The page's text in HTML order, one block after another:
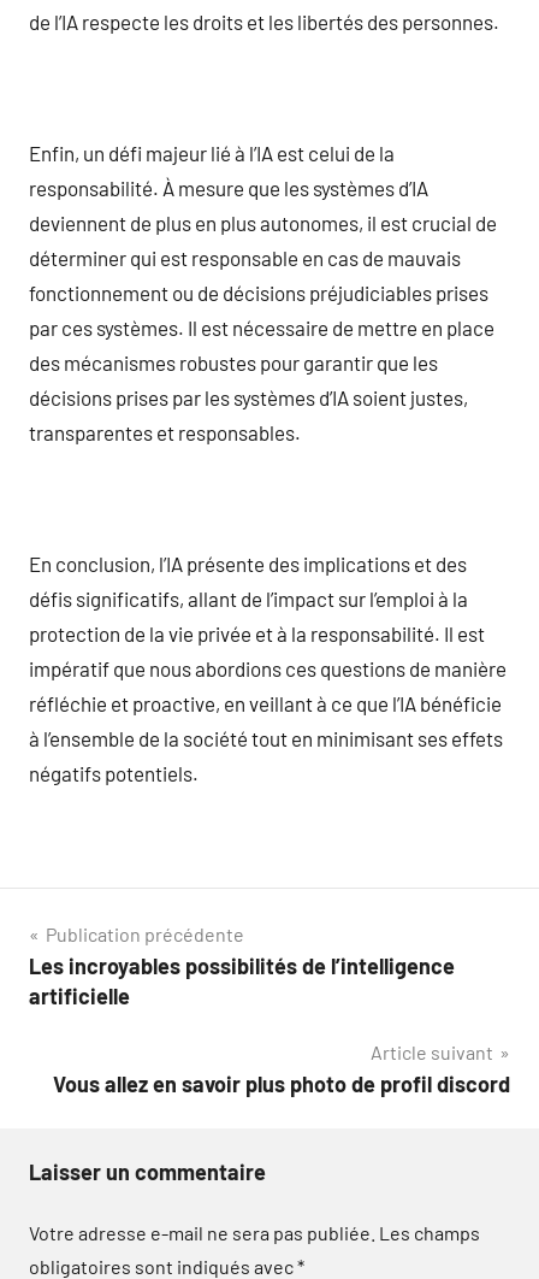
de l’IA respecte les droits et les libertés des personnes.
Enfin, un défi majeur lié à l’IA est celui de la
responsabilité. À mesure que les systèmes d’IA
deviennent de plus en plus autonomes, il est crucial de
déterminer qui est responsable en cas de mauvais
fonctionnement ou de décisions préjudiciables prises
par ces systèmes. Il est nécessaire de mettre en place
des mécanismes robustes pour garantir que les
décisions prises par les systèmes d’IA soient justes,
transparentes et responsables.
En conclusion, l’IA présente des implications et des
défis significatifs, allant de l’impact sur l’emploi à la
protection de la vie privée et à la responsabilité. Il est
impératif que nous abordions ces questions de manière
réfléchie et proactive, en veillant à ce que l’IA bénéficie
à l’ensemble de la société tout en minimisant ses effets
négatifs potentiels.
Navigation
de
Publication précédente
Les incroyables possibilités de l’intelligence
artificielle
Article suivant
Vous allez en savoir plus photo de profil discord
Laisser un commentaire
Votre adresse e-mail ne sera pas publiée. Les champs
obligatoires sont indiqués avec*